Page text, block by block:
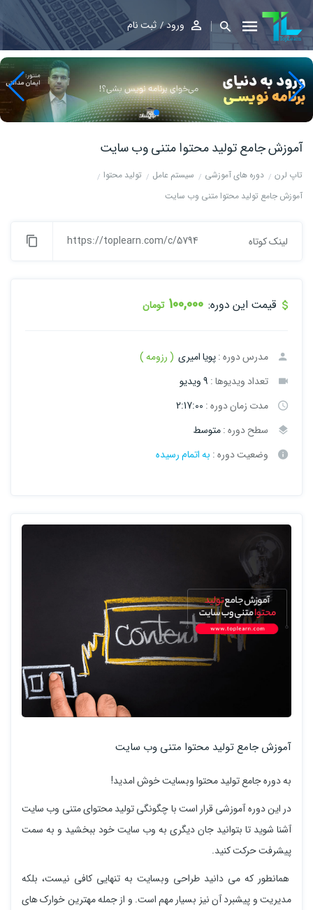
ورود ثبت نام
آموزش جامع تولید محتوا متنی وب سایت
تاپ لرن دوره های آموزشی سیستم عامل
تولید محتوا
آموزش جامع تولید محتوا متنی وب سایت
لینک کوتاه https://toplearn.com/c/5794
قیمت این دوره: 100,000 تومان
مدرس دوره :پویا امیری ( رزومه )
تعداد ویدیوها : 9 ویدیو
مدت زمان دوره : 2:17:00
سطح دوره :متوسط
وضعیت دوره : به اتمام رسیده
آموزش جامع تولید محتوا متنی وب سایت
به دوره جامع تولید محتوا وبسایت خوش امدید!
در این دوره آموزشی قرار است با چگونگی تولید محتوای متنی وب سایت
آشنا شوید تا بتوانید جان دیگری به وب سایت خود ببخشید و به سمت
پیشرفت حرکت کنید.
همانطور که می دانید طراحی وبسایت به تنهایی کافی نیست، بلکه
مدیریت و پیشبرد آن نیز بسیار مهم است. و از جمله مهترین خوارک های